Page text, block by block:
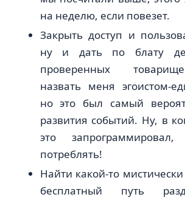
на неделю, если повезет.
Закрыть доступ и
ну и дать по блату
проверенных
назвать меня эгоистом-
но это был самый
развития событий. Ну, в
это
потреблять!
Найти какой-то
бесплатный путь